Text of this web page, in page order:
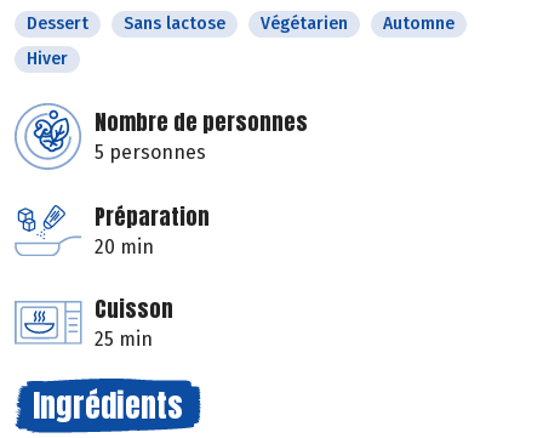
Dessert Sans lactose Végétarien
Automne
Hiver
Nombre de personnes
5 personnes
Préparation
20 min
Cuisson
25 min
Ingrédients